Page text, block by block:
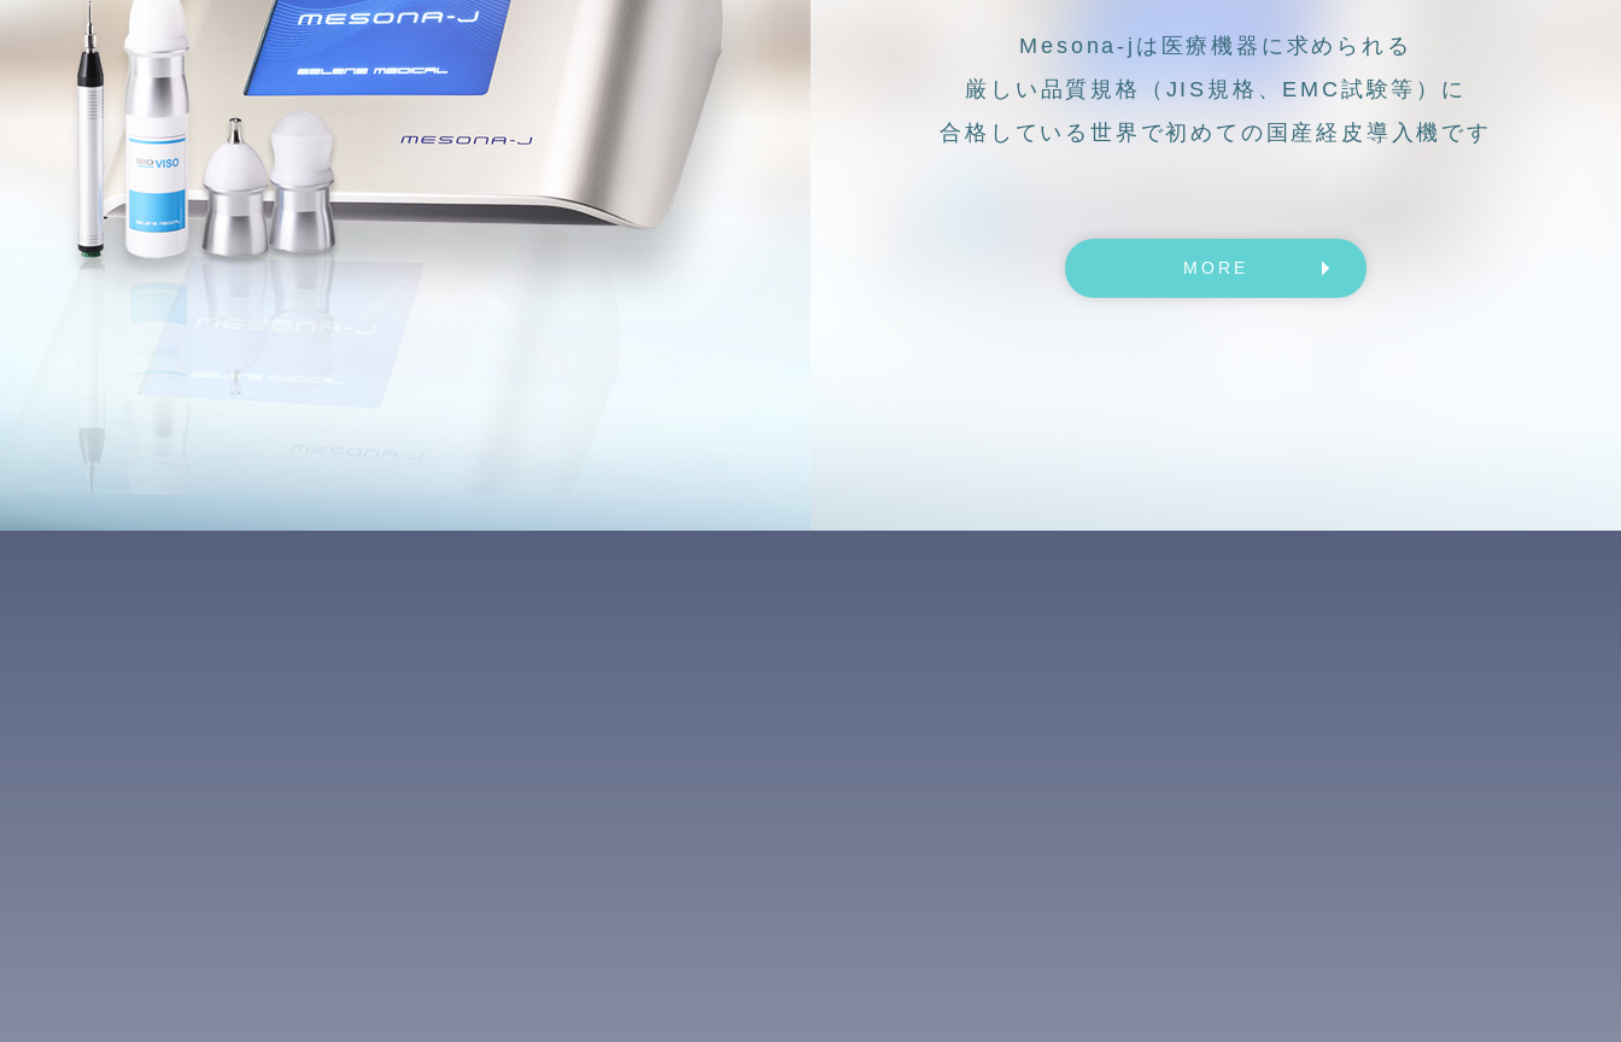
Mesona-jは医療機器に求められる
厳しい品質規格（JIS規格、EMC試験等）に
合格している世界で初めての国産経皮導入機です
MORE